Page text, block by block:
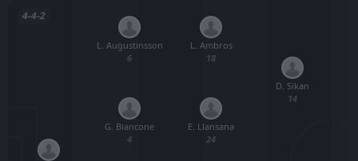
4-4-2
G. Biancone
4
L. Augustinsson
6
E. Llansana
24
L. Ambros
18
D. Sikan
14